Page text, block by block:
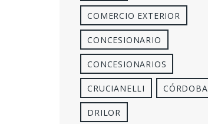
COMERCIO EXTERIOR
CONCESIONARIO
CONCESIONARIOS
CRUCIANELLI CÓRDOBA
DRILOR